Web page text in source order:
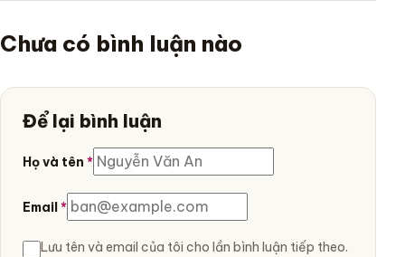
Chưa có bình luận nào
Để lại bình luận
Họ và tên *
Email*
Lưu tên và email của tôi cho lần bình luận tiếp theo.
Để trống trường này